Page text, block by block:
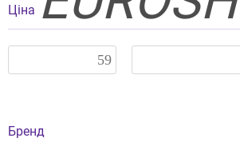
Ціна
Бренд